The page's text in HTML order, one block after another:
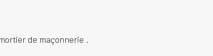
de maçonnerie .